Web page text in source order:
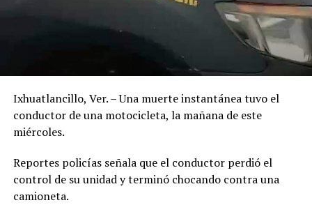
Ixhuatlancillo, Ver. – Una muerte instantánea tuvo el
conductor de una motocicleta, la mañana de este
miércoles.
Reportes policías señala que el conductor perdió el
control de su unidad y terminó chocando contra una
camioneta.